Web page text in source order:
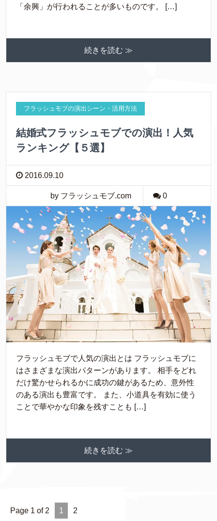
「余興」が行われることが多いものです。 […]
続きを読む ≫
フラッシュモブの演出シーン・活用方法
結婚式フラッシュモブでの演出！人気
ランキング【５選】
2016.09.10
by フラッシュモブ.com 0
フラッシュモブで人気の演出とは フラッシュモブに
はさまざまな演出パターンがあります。 相手をどれ
だけ驚かせられるかに成功の鍵があるため、意外性
のある演出も豊富です。 また、小道具を有効に使う
ことで華やかな印象を残すことも […]
続きを読む ≫
Page 1 of 2 1 2